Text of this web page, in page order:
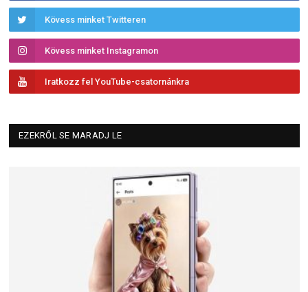
Kövess minket Twitteren
Kövess minket Instagramon
Iratkozz fel YouTube-csatornánkra
EZEKRŐL SE MARADJ LE